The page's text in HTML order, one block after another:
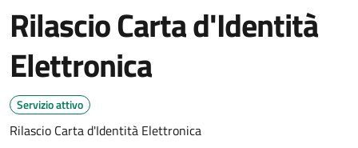
Rilascio Carta d'Identità
Elettronica
Servizio attivo
Rilascio Carta d'Identità Elettronica